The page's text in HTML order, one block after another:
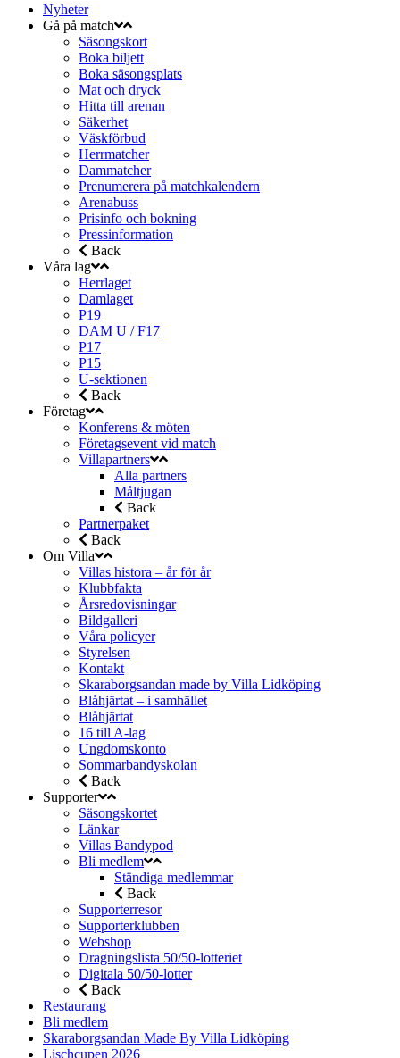
Nyheter
Gå på match
Säsongskort
Boka biljett
Boka säsongsplats
Mat och dryck
Hitta till arenan
Säkerhet
Väskförbud
Herrmatcher
Dammatcher
Prenumerera på matchkalendern
Arenabuss
Prisinfo och bokning
Pressinformation
Back
Våra lag
Herrlaget
Damlaget
P19
DAM U / F17
P17
P15
U-sektionen
Back
Företag
Konferens & möten
Företagsevent vid match
Villapartners
Alla partners
Måltjugan
Back
Partnerpaket
Back
Om Villa
Villas histora – år för år
Klubbfakta
Årsredovisningar
Bildgalleri
Våra policyer
Styrelsen
Kontakt
Skaraborgsandan made by Villa Lidköping
Blåhjärtat – i samhället
Blåhjärtat
16 till A-lag
Ungdomskonto
Sommarbandyskolan
Back
Supporter
Säsongskortet
Länkar
Villas Bandypod
Bli medlem
Ständiga medlemmar
Back
Supporterresor
Supporterklubben
Webshop
Dragningslista 50/50-lotteriet
Digitala 50/50-lotter
Back
Restaurang
Bli medlem
Skaraborgsandan Made By Villa Lidköping
Lischcupen 2026